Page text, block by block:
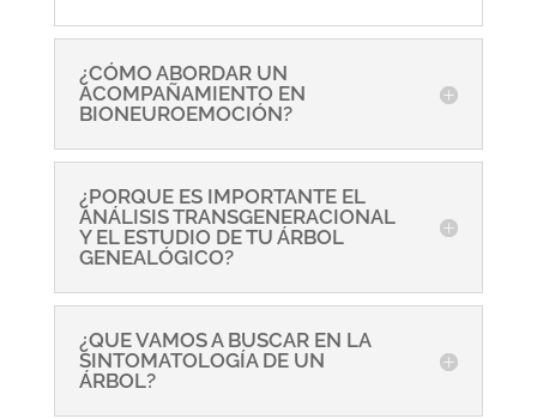
¿CÓMO ABORDAR UN
ACOMPAÑAMIENTO EN
BIONEUROEMOCIÓN?
¿PORQUE ES IMPORTANTE EL
ANÁLISIS TRANSGENERACIONAL
Y EL ESTUDIO DE TU ÁRBOL
GENEALÓGICO?
¿QUE VAMOS A BUSCAR EN LA
SINTOMATOLOGÍA DE UN
ÁRBOL?